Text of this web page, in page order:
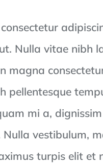
Nulla vitae nibh
magna
pellentesque
mi a,
vestibulum,
turpis elit et